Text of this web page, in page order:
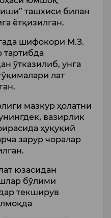
ташхиси билан
ётқизилган.
шифокори М.З.
ўтказилиб, унга
лат
мазкур ҳолатни
вазирлик
ҳуқуқий
зарур чоралар
юзасидан
бўлими
текширув